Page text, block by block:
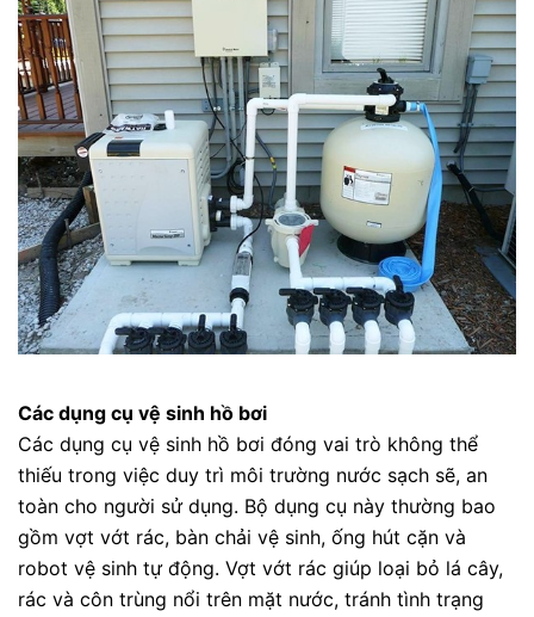
Các dụng cụ vệ sinh hồ bơi
Các dụng cụ vệ sinh hồ bơi đóng vai trò không thể
thiếu trong việc duy trì môi trường nước sạch sẽ, an
toàn cho người sử dụng. Bộ dụng cụ này thường bao
gồm vợt vớt rác, bàn chải vệ sinh, ống hút cặn và
robot vệ sinh tự động. Vợt vớt rác giúp loại bỏ lá cây,
rác và côn trùng nổi trên mặt nước, tránh tình trạng